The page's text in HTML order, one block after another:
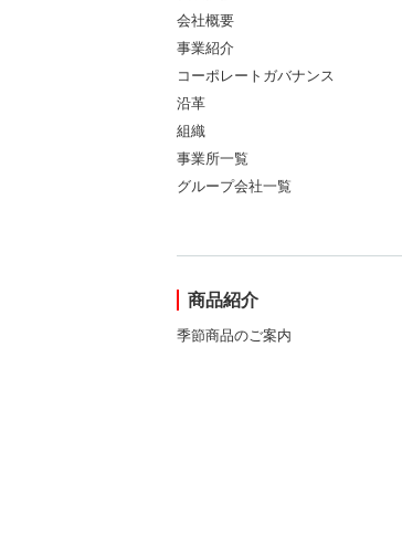
会社概要
事業紹介
コーポレートガバナンス
沿革
組織
事業所一覧
グループ会社一覧
商品紹介
季節商品のご案内